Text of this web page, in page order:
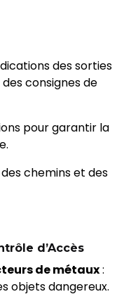
des sorties
consignes de
pour garantir la
chemins et des
d’Accès
de métaux:
objets dangereux.